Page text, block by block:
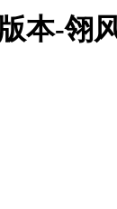
本-翎